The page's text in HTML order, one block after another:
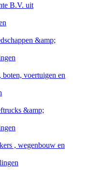
B.V. uit
&amp;
voertuigen en
&amp;
, wegenbouw en